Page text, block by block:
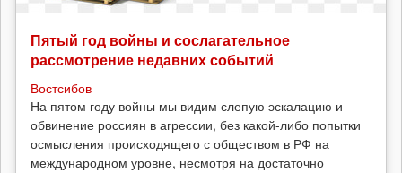
Пятый год войны и сослагательное
рассмотрение недавних событий
Востсибов
На пятом году войны мы видим слепую эскалацию и
обвинение россиян в агрессии, без какой-либо попытки
осмысления происходящего с обществом в РФ на
международном уровне, несмотря на достаточно